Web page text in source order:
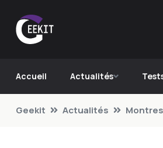
Accueil Actualités
Geekit Actualités